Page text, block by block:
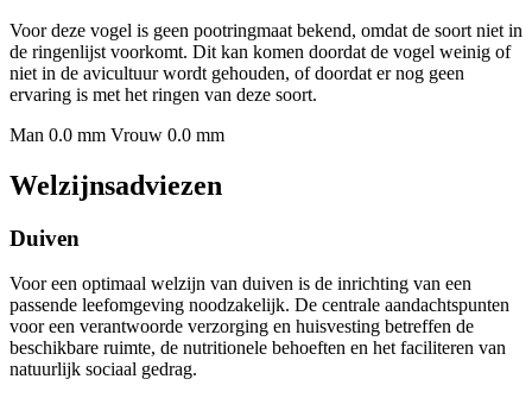
Voor deze vogel is geen pootringmaat bekend, omdat de soort niet in
de ringenlijst voorkomt. Dit kan komen doordat de vogel weinig of
niet in de avicultuur wordt gehouden, of doordat er nog geen
ervaring is met het ringen van deze soort.
Man 0.0 mm Vrouw 0.0 mm
Welzijnsadviezen
Duiven
Voor een optimaal welzijn van duiven is de inrichting van een
passende leefomgeving noodzakelijk. De centrale aandachtspunten
voor een verantwoorde verzorging en huisvesting betreffen de
beschikbare ruimte, de nutritionele behoeften en het faciliteren van
natuurlijk sociaal gedrag.